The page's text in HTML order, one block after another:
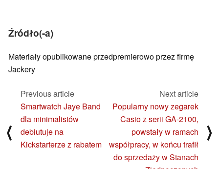
Źródło(-a)
Materiały opublikowane przedpremierowo przez firmę
Jackery
⟨
Previous article
Smartwatch Jaye Band
dla minimalistów
debiutuje na
Kickstarterze z rabatem
Next article
Popularny nowy zegarek
Casio z serii GA-2100,
powstały w ramach
współpracy, w końcu trafił
do sprzedaży w Stanach
⟩